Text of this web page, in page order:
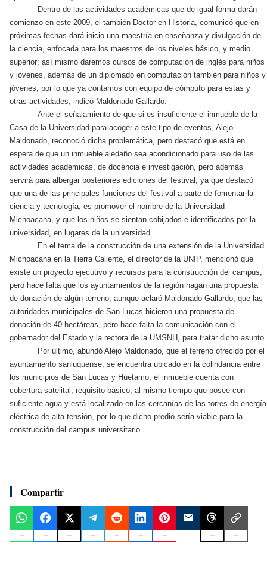
Dentro de las actividades académicas que de igual forma darán
comienzo en este 2009, el también Doctor en Historia, comunicó que en
próximas fechas dará inicio una maestría en enseñanza y divulgación de
la ciencia, enfocada para los maestros de los niveles básico, y medio
superior; así mismo daremos cursos de computación de inglés para niños
y jóvenes, además de un diplomado en computación también para niños y
jóvenes, por lo que ya contamos con equipo de cómputo para estas y
otras actividades, indicó Maldonado Gallardo.
Ante el señalamiento de que si es insuficiente el inmueble de la
Casa de la Universidad para acoger a este tipo de eventos, Alejo
Maldonado, reconoció dicha problemática, pero destacó que está en
espera de que un inmueble aledaño sea acondicionado para uso de las
actividades académicas, de docencia e investigación, pero además
servirá para albergar posteriores ediciones del festival, ya que destacó
que una de las principales funciones del festival a parte de fomentar la
ciencia y tecnología, es promover el nombre de la Universidad
Michoacana, y que los niños se sientan cobijados e identificados por la
universidad, en lugares de la universidad.
En el tema de la construcción de una extensión de la Universidad
Michoacana en la Tierra Caliente, el director de la UNIP, mencionó que
existe un proyecto ejecutivo y recursos para la construcción del campus,
pero hace falta que los ayuntamientos de la región hagan una propuesta
de donación de algún terreno, aunque aclaró Maldonado Gallardo, que las
autoridades municipales de San Lucas hicieron una propuesta de
donación de 40 hectáreas, pero hace falta la comunicación con el
gobernador del Estado y la rectora de la UMSNH, para tratar dicho asunto.
Por último, abundó Alejo Maldonado, que el terreno ofrecido por el
ayuntamiento sanluquense, se encuentra ubicado en la colindancia entre
los municipios de San Lucas y Huetamo, el inmueble cuenta con
cobertura satelital, requisito básico, al mismo tiempo que posee con
suficiente agua y está localizado en las cercanías de las torres de energía
eléctrica de alta tensión, por lo que dicho predio sería viable para la
construcción del campus universitario.
Compartir